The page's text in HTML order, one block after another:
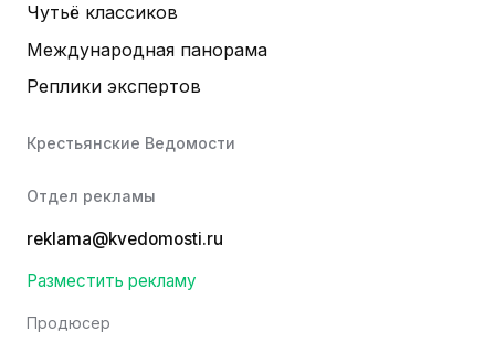
Чутьё классиков
Международная панорама
Реплики экспертов
Крестьянские Ведомости
Отдел рекламы
reklama@kvedomosti.ru
Разместить рекламу
Продюсер